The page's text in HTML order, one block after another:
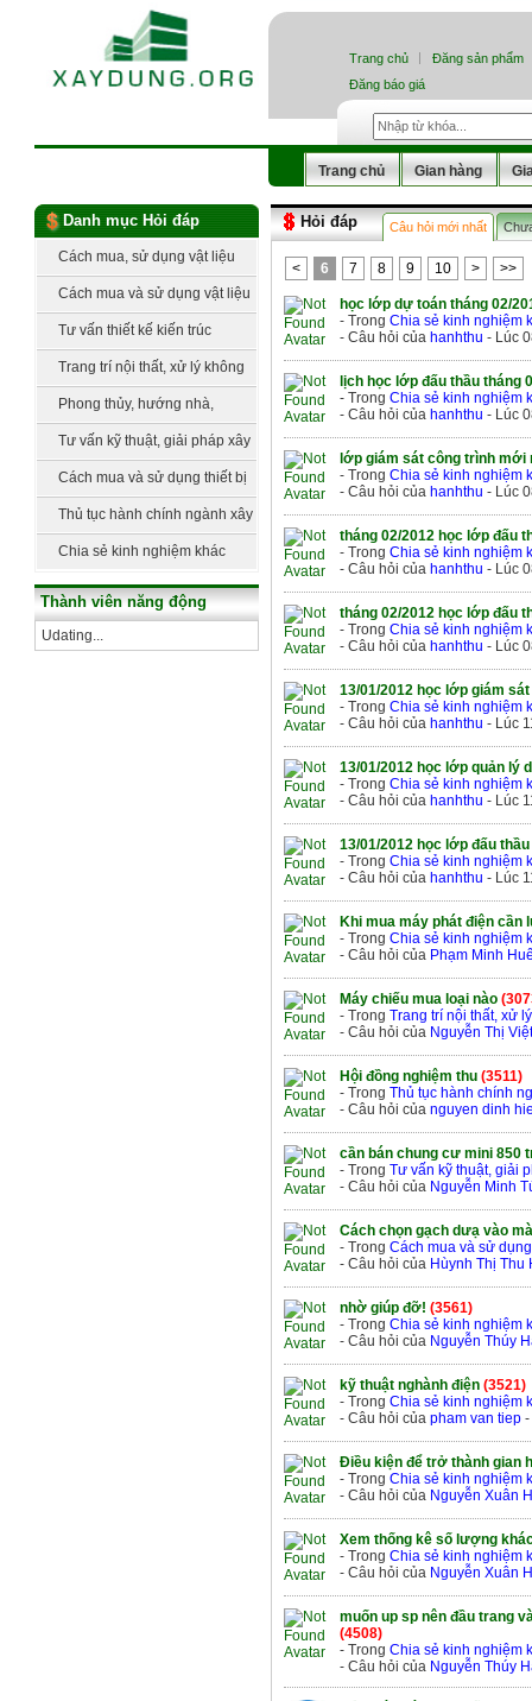
Trang chủ
Đăng sản phẩm
Đăng báo giá
Trang chủ Gian hàng
Danh mục Hỏi đáp
Cách mua, sử dụng vật liệu
xây thô
Cách mua và sử dụng vật liệu
hoàn thiện
Tư vấn thiết kế kiến trúc
Trang trí nội thất, xử lý không
gianPhong thủy, hướng nhà,
hướng bếp, hướng đất
Tư vấn kỹ thuật, giải pháp xây
dựngCách mua và sử dụng thiết bị
cơ, điện lạnh
Thủ tục hành chính ngành xây
dựngChia sẻ kinh nghiệm khác
Thành viên năng động
Udating...
Hỏi đáp Câu hỏi mới nhất
< 6 7 8 9 10 > >>
học lớp dự toán tháng 02/
- TrongChia sẻ kinh nghiệm
- Câu hỏi của hanhthu - Lúc
lịch học lớp đấu thầu tháng
- TrongChia sẻ kinh nghiệm
- Câu hỏi của hanhthu - Lúc
lớp giám sát công trình mới
- TrongChia sẻ kinh nghiệm
- Câu hỏi của hanhthu - Lúc
tháng 02/2012 học lớp đấu
- TrongChia sẻ kinh nghiệm
- Câu hỏi của hanhthu - Lúc
tháng 02/2012 học lớp đấu
- TrongChia sẻ kinh nghiệm
- Câu hỏi của hanhthu - Lúc
13/01/2012 học lớp giám
- TrongChia sẻ kinh nghiệm
- Câu hỏi của hanhthu - Lúc
13/01/2012 học lớp quản lý
- TrongChia sẻ kinh nghiệm
- Câu hỏi của hanhthu - Lúc
13/01/2012 học lớp đấu
- TrongChia sẻ kinh nghiệm
- Câu hỏi của hanhthu - Lúc
Khi mua máy phát điện
- TrongChia sẻ kinh nghiệm
- Câu hỏi của Phạm Minh
Máy chiếu mua loại nào
- TrongTrang trí nội thất, xử
- Câu hỏi của Nguyễn Thị
Hội đồng nghiệm thu(3511)
- TrongThủ tục hành chính
- Câu hỏi củanguyen dinh
cần bán chung cư mini 850
- TrongTư vấn kỹ thuật, giải
- Câu hỏi của Nguyễn Minh
Cách chọn gạch dưạ vào
- TrongCách mua và sử
- Câu hỏi của Hùynh Thị Thu
nhờ giúp đỡ!(3561)
- TrongChia sẻ kinh nghiệm
- Câu hỏi của Nguyễn Thúy
kỹ thuật nghành điện(3521)
- TrongChia sẻ kinh nghiệm
- Câu hỏi củapham van tiep
Điều kiện để trở thành gian
- TrongChia sẻ kinh nghiệm
- Câu hỏi của Nguyễn Xuân
Xem thống kê số lượng
- TrongChia sẻ kinh nghiệm
- Câu hỏi của Nguyễn Xuân
muốn up sp nên đầu trang
(4508)
- TrongChia sẻ kinh nghiệm
- Câu hỏi của Nguyễn Thúy